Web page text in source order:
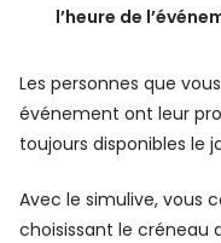
l’heure de
Les personnes que
événement ont leur
toujours disponibles le
Avec le simulive, vous
choisissant le créneau